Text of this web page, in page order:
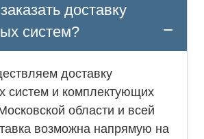
доставку
систем?
доставку
систем и комплектующих
области и всей
возможна напрямую на